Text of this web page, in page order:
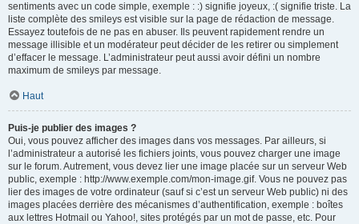
sentiments avec un code simple, exemple : :) signifie joyeux, :( signifie triste. La
liste complète des smileys est visible sur la page de rédaction de message.
Essayez toutefois de ne pas en abuser. Ils peuvent rapidement rendre un
message illisible et un modérateur peut décider de les retirer ou simplement
d’effacer le message. L’administrateur peut aussi avoir défini un nombre
maximum de smileys par message.
Haut
Puis-je publier des images ?
Oui, vous pouvez afficher des images dans vos messages. Par ailleurs, si
l’administrateur a autorisé les fichiers joints, vous pouvez charger une image
sur le forum. Autrement, vous devez lier une image placée sur un serveur Web
public, exemple : http://www.exemple.com/mon-image.gif. Vous ne pouvez pas
lier des images de votre ordinateur (sauf si c’est un serveur Web public) ni des
images placées derrière des mécanismes d’authentification, exemple : boîtes
aux lettres Hotmail ou Yahoo!, sites protégés par un mot de passe, etc. Pour